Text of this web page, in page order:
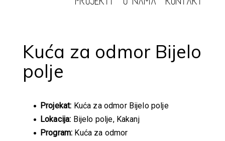
Kuća za odmor Bijelo
polje
Projekat: Kuća za odmor Bijelo polje
Lokacija: Bijelo polje, Kakanj
Program: Kuća za odmor